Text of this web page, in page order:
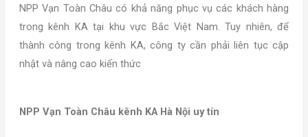
NPP Vạn Toàn Châu có khả năng phục vụ các khách hàng
trong kênh KA tại khu vực Bắc Việt Nam. Tuy nhiên, để
thành công trong kênh KA, công ty cần phải liên tục cập
nhật và nâng cao kiến thức
NPP Vạn Toàn Châu kênh KA Hà Nội uy tín